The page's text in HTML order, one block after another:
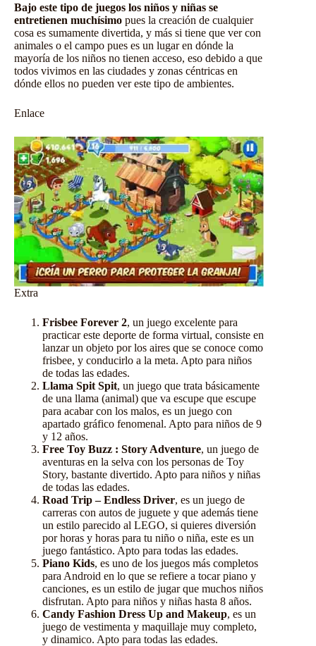
Bajo este tipo de juegos los niños y niñas se
entretienen muchísimo pues la creación de cualquier
cosa es sumamente divertida, y más si tiene que ver con
animales o el campo pues es un lugar en dónde la
mayoría de los niños no tienen acceso, eso debido a que
todos vivimos en las ciudades y zonas céntricas en
dónde ellos no pueden ver este tipo de ambientes.
Enlace
Extra
Frisbee Forever 2, un juego excelente para
practicar este deporte de forma virtual, consiste en
lanzar un objeto por los aires que se conoce como
frisbee, y conducirlo a la meta. Apto para niños
de todas las edades.
Llama Spit Spit, un juego que trata básicamente
de una llama (animal) que va escupe que escupe
para acabar con los malos, es un juego con
apartado gráfico fenomenal. Apto para niños de 9
y 12 años.
Free Toy Buzz : Story Adventure, un juego de
aventuras en la selva con los personas de Toy
Story, bastante divertido. Apto para niños y niñas
de todas las edades.
Road Trip – Endless Driver, es un juego de
carreras con autos de juguete y que además tiene
un estilo parecido al LEGO, si quieres diversión
por horas y horas para tu niño o niña, este es un
juego fantástico. Apto para todas las edades.
Piano Kids, es uno de los juegos más completos
para Android en lo que se refiere a tocar piano y
canciones, es un estilo de jugar que muchos niños
disfrutan. Apto para niños y niñas hasta 8 años.
Candy Fashion Dress Up and Makeup, es un
juego de vestimenta y maquillaje muy completo,
y dinamico. Apto para todas las edades.